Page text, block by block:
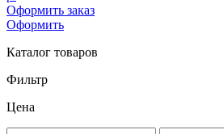
Оформить заказ
Оформить
Каталог товаров
Фильтр
Цена